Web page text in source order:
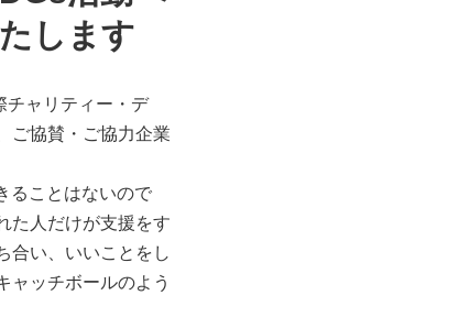
します
チャリティー・デ
ご協賛・ご協力企業
ることはないので
た人だけが支援をす
合い、いいことをし
ャッチボールのよう